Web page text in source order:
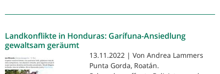
Umweltamt
Kontrollhoheit
im
Grundwasserschutz
nicht
Landkonflikte in Honduras: Garífuna-Ansiedlung
gewaltsam geräumt
13.11.2022 | Von Andrea Lammers
Punta Gorda, Roatán.